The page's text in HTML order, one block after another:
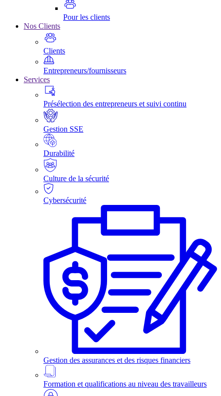
Pour les clients
Nos Clients
Clients
Entrepreneurs/fournisseurs
Services
Présélection des entrepreneurs et suivi continu
Gestion SSE
Durabilité
Culture de la sécurité
Cybersécurité
Gestion des assurances et des risques financiers
Formation et qualifications au niveau des travailleurs